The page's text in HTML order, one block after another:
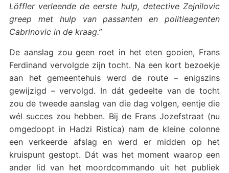
Löffler verleende de eerste hulp, detective Zejnilovic
greep met hulp van passanten en politieagenten
Cabrinovic in de kraag.”
De aanslag zou geen roet in het eten gooien, Frans
Ferdinand vervolgde zijn tocht. Na een kort bezoekje
aan het gemeentehuis werd de route – enigszins
gewijzigd – vervolgd. In dát gedeelte van de tocht
zou de tweede aanslag van die dag volgen, eentje die
wél succes zou hebben. Bij de Frans Jozefstraat (nu
omgedoopt in Hadzi Ristica) nam de kleine colonne
een verkeerde afslag en werd er midden op het
kruispunt gestopt. Dát was het moment waarop een
ander lid van het moordcommando uit het publiek